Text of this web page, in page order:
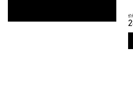
价